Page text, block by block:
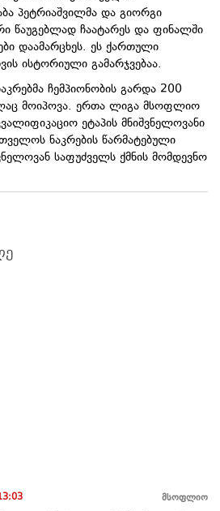
პეტრიაშვილმა და გიორგი
წაუგებლად ჩაატარეს და ფინალში
დაამარცხეს. ეს ქართული
ისტორიული გამარჯვებაა.
ჩემპიონობის გარდა 200
მოიპოვა. ერთა ლიგა მსოფლიო
ეტაპის მნიშვნელოვანი
ნაკრების წარმატებული
საფუძველს ქმნის მომდევნო
მსოფლიო